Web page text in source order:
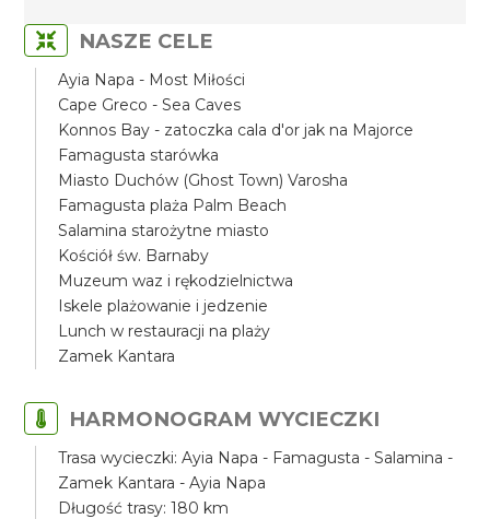
NASZE CELE
Ayia Napa - Most Miłości
Cape Greco - Sea Caves
Konnos Bay - zatoczka cala d'or jak na Majorce
Famagusta starówka
Miasto Duchów (Ghost Town) Varosha
Famagusta plaża Palm Beach
Salamina starożytne miasto
Kościół św. Barnaby
Muzeum waz i rękodzielnictwa
Iskele plażowanie i jedzenie
Lunch w restauracji na plaży
Zamek Kantara
HARMONOGRAM WYCIECZKI
Trasa wycieczki: Ayia Napa - Famagusta - Salamina -
Zamek Kantara - Ayia Napa
Długość trasy: 180 km